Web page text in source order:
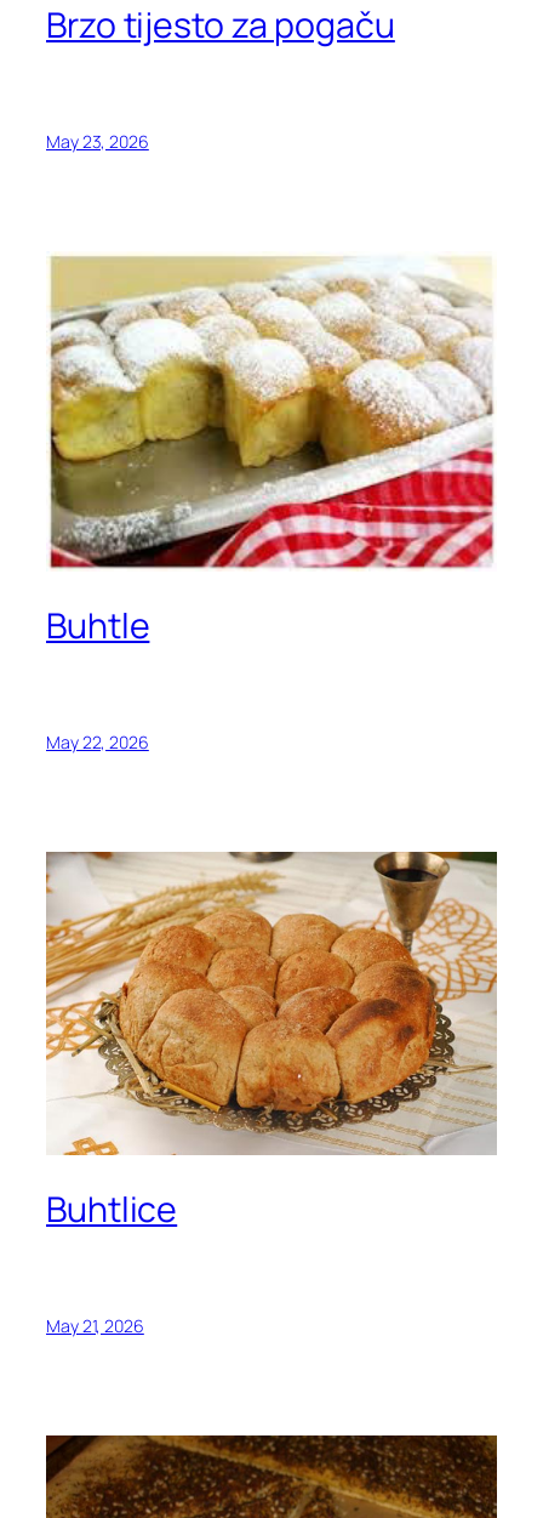
Brzo tijesto za pogaču
May 23, 2026
Buhtle
May 22, 2026
Buhtlice
May 21, 2026